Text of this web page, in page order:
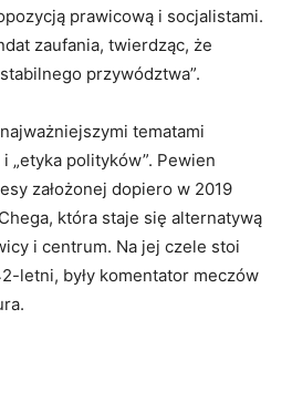
prawicową i socjalistami.
zaufania, twierdząc, że
przywództwa”.
tematami
„etyka polityków”. Pewien
założonej dopiero w 2019
która staje się alternatywą
i centrum. Na jej czele stoi
letni, były komentator meczów